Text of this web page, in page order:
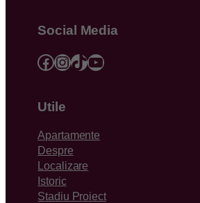
Social Media
Facebook InstagramTikTok YouTube
Utile
Apartamente
Despre
Localizare
Istoric
Stadiu Proiect